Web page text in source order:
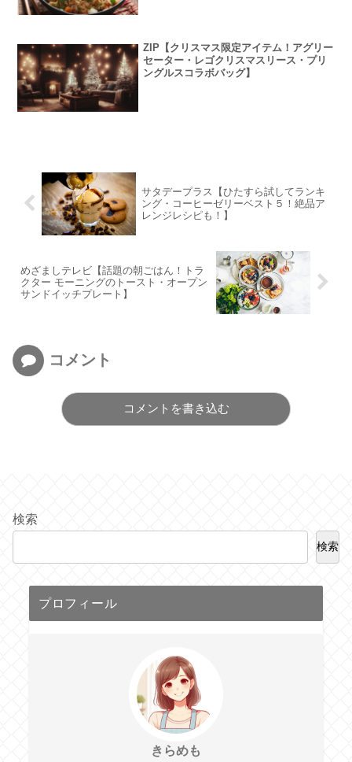
ZIP【クリスマス限定アイテム！アグリー
セーター・レゴクリスマスリース・プリ
ングルスコラボバッグ】
サタデープラス【ひたすら試してランキ
ング・コーヒーゼリーベスト５！絶品ア
レンジレシピも！】
めざましテレビ【話題の朝ごはん！トラ
クター モーニングのトースト・オープン
サンドイッチプレート】
コメント
コメントを書き込む
検索
検索
プロフィール
きらめも